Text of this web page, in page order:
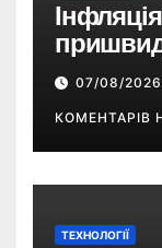
році —
07/08/2026
КОМЕНТАРІВ
ТЕХНОЛОГІЇ